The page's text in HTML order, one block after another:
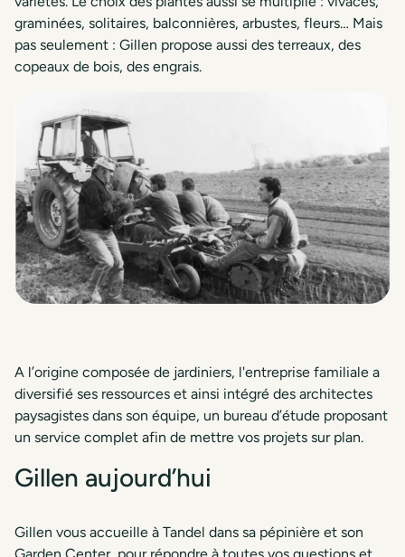
graminées, solitaires, balconnières, arbustes, fleurs… Mais
pas seulement : Gillen propose aussi des terreaux, des
copeaux de bois, des engrais.
A l’origine composée de jardiniers, l'entreprise familiale a
diversifié ses ressources et ainsi intégré des architectes
paysagistes dans son équipe, un bureau d’étude proposant
un service complet afin de mettre vos projets sur plan.
Gillen aujourd’hui
Gillen vous accueille à Tandel dans sa pépinière et son
Garden Center, pour répondre à toutes vos questions et